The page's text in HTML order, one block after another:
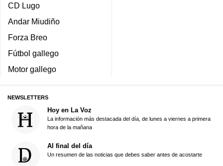
CD Lugo
Andar Miudiño
Forza Breo
Fútbol gallego
Motor gallego
NEWSLETTERS
Hoy en La Voz
La información más destacada del día, de lunes a viernes a primera
hora de la mañana
Al final del día
Un resumen de las noticias que debes saber antes de acostarte